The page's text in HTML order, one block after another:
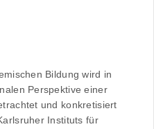
Bildung wird in
Perspektive einer
und konkretisiert
Instituts für